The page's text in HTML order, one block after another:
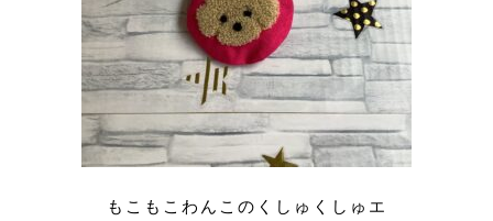
もこもこわんこのくしゅくしゅエ